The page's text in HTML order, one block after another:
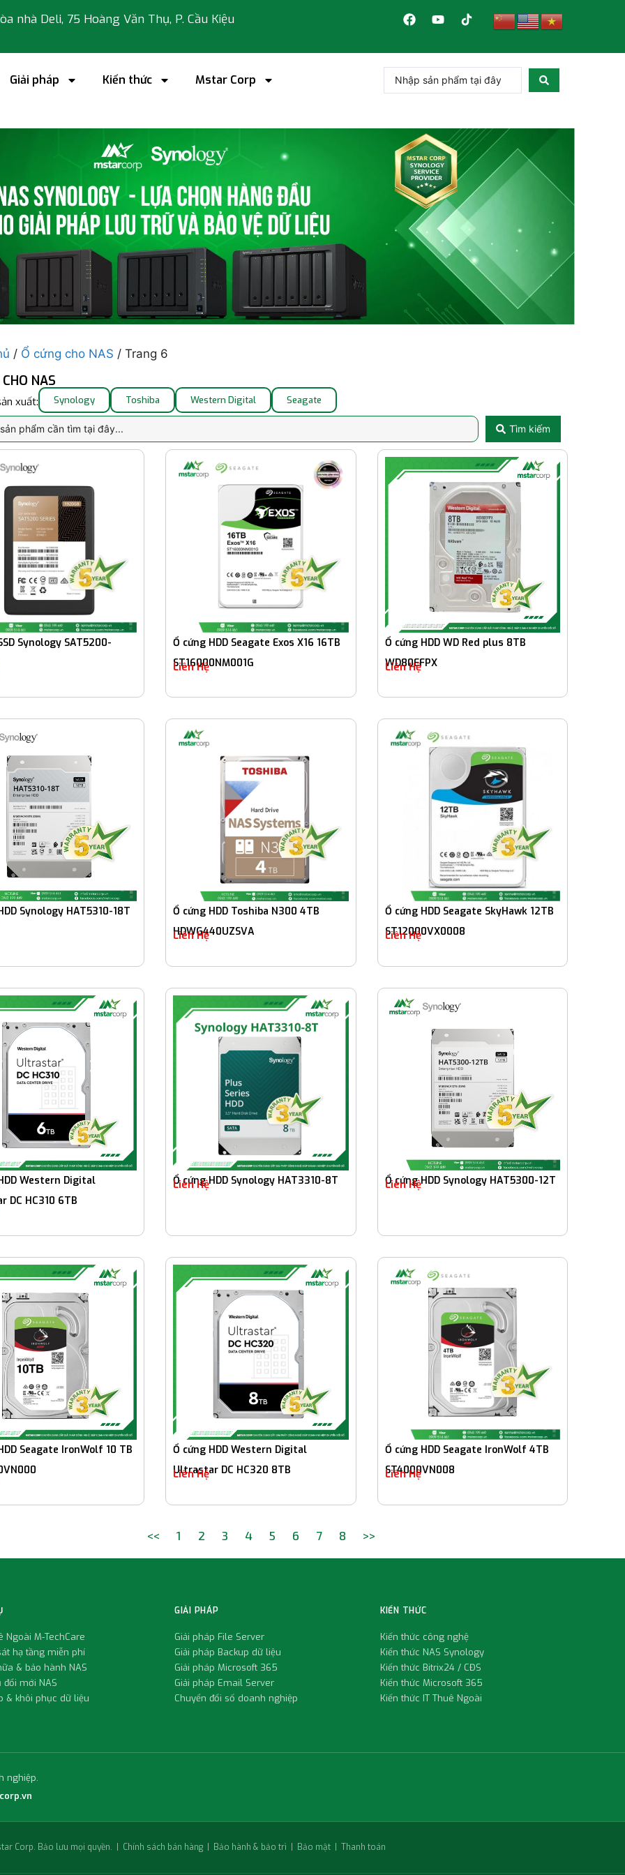
nhà Deli, 75 Hoàng Văn Thụ, P. Cầu Kiệu
Giải pháp Kiến thức Mstar Corp
/ Ổ cứng cho NAS / Trang 6
NAS
xuất: Synology Toshiba Western Digital Seagate
Tìm kiếm
Synology SAT5200-
Ổ cứng HDD Seagate Exos X16 16TB
ST16000NM001G
Liên Hệ
Ổ cứng HDD WD Red plus 8TB
WD80EFPX
Liên Hệ
Synology HAT5310-18T
Ổ cứng HDD Toshiba N300 4TB
HDWG440UZSVA
Liên Hệ
Ổ cứng HDD Seagate SkyHawk 12TB
ST12000VX0008
Liên Hệ
Western Digital
DC HC310 6TB
Ổ cứng HDD Synology HAT3310-8T
Liên Hệ Ổ cứng HDD Synology HAT5300-12T
Liên Hệ
Seagate IronWolf 10 TB
Ổ cứng HDD Western Digital
Ultrastar DC HC320 8TB
Liên Hệ
Ổ cứng HDD Seagate IronWolf 4TB
ST4000VN008
Liên Hệ
<< 1 2 3 4 5 6 7 8 >>
Ngoài M-TechCare
hạ tầng miễn phí
& bảo hành NAS
đổi mới NAS
& khôi phục dữ liệu
GIẢI PHÁP
Giải pháp File Server
Giải pháp Backup dữ liệu
Giải pháp Microsoft 365
Giải pháp Email Server
Chuyển đổi số doanh nghiệp
KIẾN THỨC
Kiến thức công nghệ
Kiến thức NAS Synology
Kiến thức Bitrix24 / CĐS
Kiến thức Microsoft 365
Kiến thức IT Thuê Ngoài
nghiệp.
Corp. Bảo lưu mọi quyền. | Chính sách bán hàng | Bảo hành & bảo trì | Bảo mật | Thanh toán